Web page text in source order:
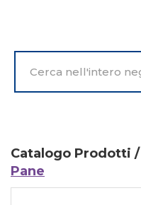
principale
Prodotto
Catalogo Prodotti /
Pane